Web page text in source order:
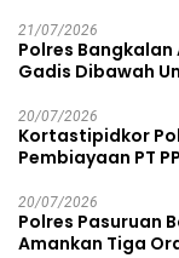
21/07/2026
Polres
Gadis Dibawah
20/07/2026
Kortastipidkor
Pembiayaan PT
20/07/2026
Polres Pasuruan
Amankan Tiga